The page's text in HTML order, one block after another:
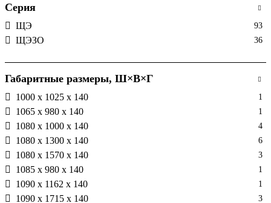
Серия
ЩЭ 93
ЩЭЗО 36
Габаритные размеры, Ш×В×Г
1000 х 1025 х 140 1
1065 х 980 х 140 1
1080 х 1000 х 140 4
1080 х 1300 х 140 6
1080 х 1570 х 140 3
1085 х 980 х 140 1
1090 х 1162 х 140 1
1090 х 1715 х 140 3